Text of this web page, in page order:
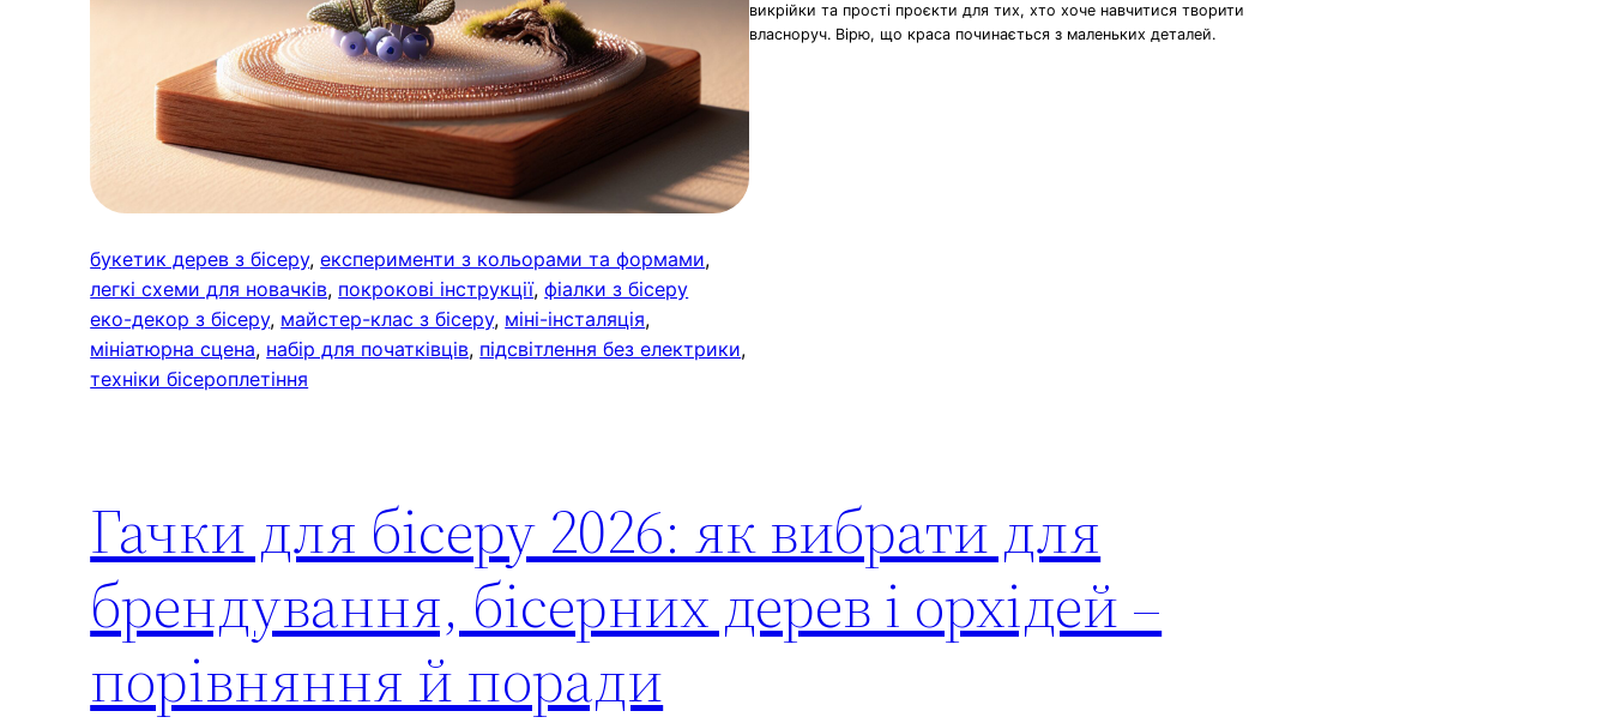
букетик дерев з бісеру, експерименти з кольорами та формами
легкі схеми для новачків, покрокові інструкції, фіалки з бісеру
еко-декор з бісеру, майстер-клас з бісеру, міні-інсталяція
мініатюрна сцена, набір для початківців, підсвітлення без електрики
техніки бісероплетіння
викрійки та прості проєкти для тих, хто хоче навчитися творити
власноруч. Вірю, що краса починається з маленьких деталей.
Гачки для бісеру 2026: як вибрати для
брендування, бісерних дерев і орхідей –
порівняння й поради